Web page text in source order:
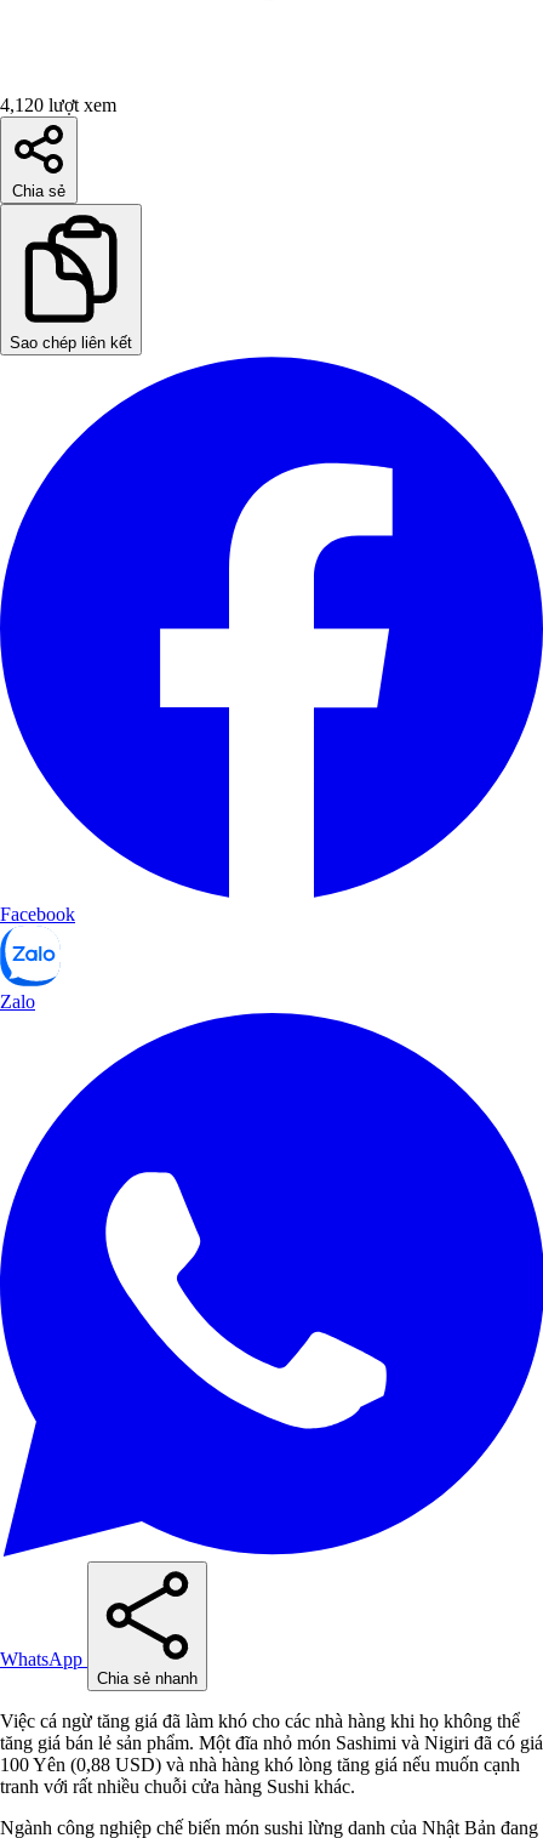
4,120 lượt xem
Chia sẻ
Sao chép liên kết
Facebook
Zalo
WhatsApp
Chia sẻ nhanh
Việc cá ngừ tăng giá đã làm khó cho các nhà hàng khi họ không thể
tăng giá bán lẻ sản phẩm. Một đĩa nhỏ món Sashimi và Nigiri đã có giá
100 Yên (0,88 USD) và nhà hàng khó lòng tăng giá nếu muốn cạnh
tranh với rất nhiều chuỗi cửa hàng Sushi khác.
Ngành công nghiệp chế biến món sushi lừng danh của Nhật Bản đang